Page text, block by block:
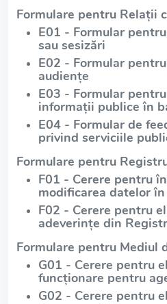
Formulare pentru Relații
E01 - Formular
sau sesizări
E02 - Formular
audiențe
E03 - Formular
informații publice în
E04 - Formular de
privind serviciile
Formulare pentru
F01 - Cerere pentru
modificarea datelor
F02 - Cerere pentru
adeverințe din
Formulare pentru Mediul
G01 - Cerere pentru
funcționare pentru
G02 - Cerere pentru